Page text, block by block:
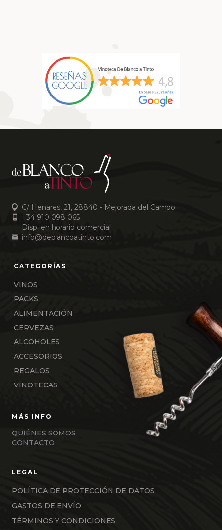
C/ Henares, 21, 28840 - Mejorada del Campo
+34 910 098 065
Disp. en horario comercial
info@deblancoatinto.com
VINOS
PACKS
ALIMENTACIÓN
CERVEZAS
ALCOHOLES
ACCESORIOS
REGALOS
VINOTECAS
QUIÉNES SOMOS
CONTACTO
POLÍTICA DE PROTECCIÓN DE DATOS
GASTOS DE ENVÍO
TÉRMINOS Y CONDICIONES